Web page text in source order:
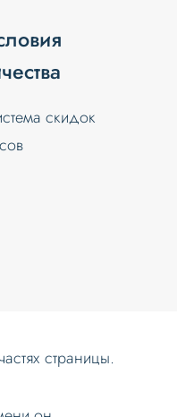
скидок
страницы.